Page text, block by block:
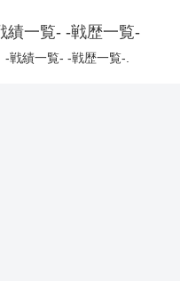
一覧- -戦歴一覧-
績一覧- -戦歴一覧-.